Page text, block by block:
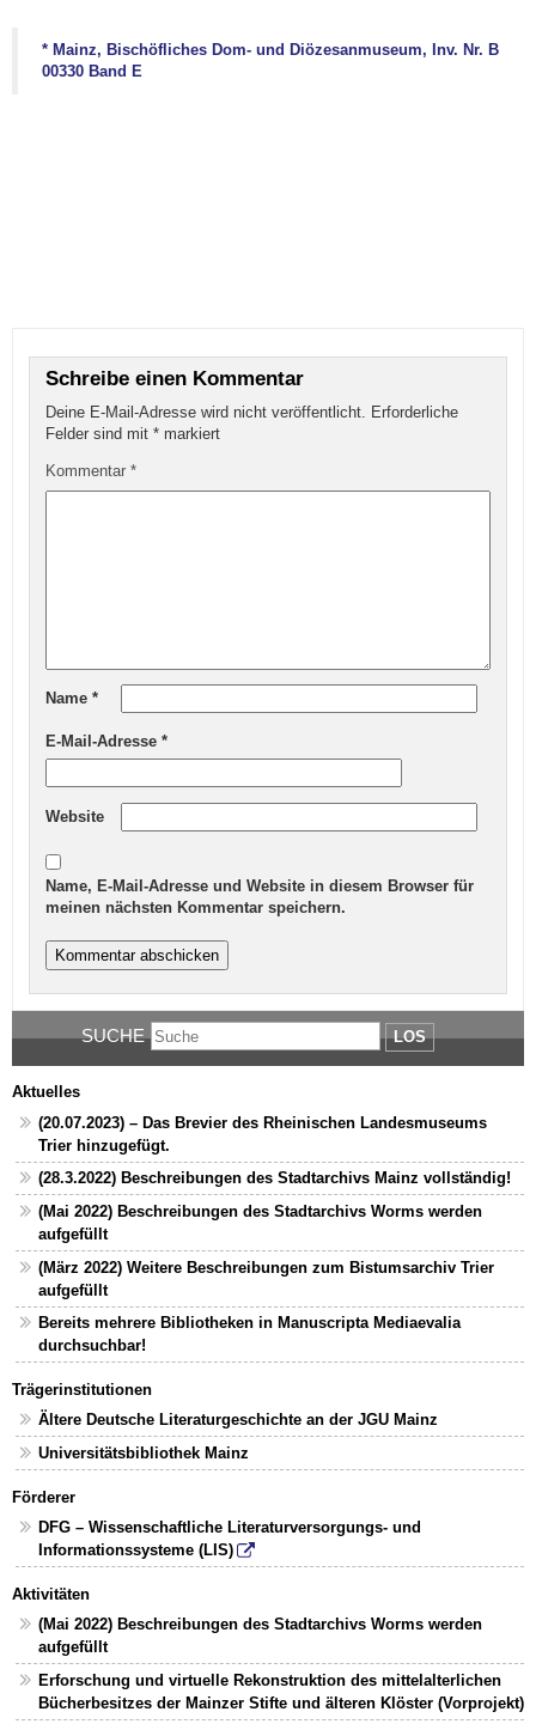
* Mainz, Bischöfliches Dom- und Diözesanmuseum, Inv. Nr. B
00330 Band E
Schreibe einen Kommentar
Deine E-Mail-Adresse wird nicht veröffentlicht. Erforderliche
Felder sind mit *markiert
Kommentar *
Name *
E-Mail-Adresse *
Website
Name, E-Mail-Adresse und Website in diesem Browser für
meinen nächsten Kommentar speichern.
SUCHE LOS
Aktuelles
(20.07.2023) – Das Brevier des Rheinischen Landesmuseums
Trier hinzugefügt.
(28.3.2022) Beschreibungen des Stadtarchivs Mainz vollständig!
(Mai 2022) Beschreibungen des Stadtarchivs Worms werden
aufgefüllt
(März 2022) Weitere Beschreibungen zum Bistumsarchiv Trier
aufgefüllt
Bereits mehrere Bibliotheken in Manuscripta Mediaevalia
durchsuchbar!
Trägerinstitutionen
Ältere Deutsche Literaturgeschichte an der JGU Mainz
Universitätsbibliothek Mainz
Förderer
DFG – Wissenschaftliche Literaturversorgungs- und
Informationssysteme (LIS)
Aktivitäten
(Mai 2022) Beschreibungen des Stadtarchivs Worms werden
aufgefüllt
Erforschung und virtuelle Rekonstruktion des mittelalterlichen
Bücherbesitzes der Mainzer Stifte und älteren Klöster (Vorprojekt)